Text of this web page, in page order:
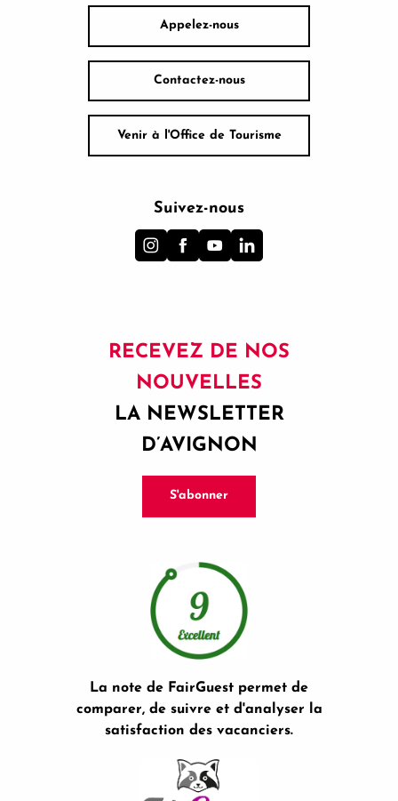
Appelez-nous
Contactez-nous
Venir à l'Office de Tourisme
Suivez-nous
RECEVEZ DE NOS
NOUVELLES
LA NEWSLETTER
D’AVIGNON
S'abonner
La note de FairGuest permet de
comparer, de suivre et d'analyser la
satisfaction des vacanciers.